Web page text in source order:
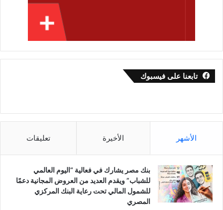
تابعنا على فيسبوك
الأشهر الأخيرة تعليقات
بنك مصر يشارك في فعالية “اليوم العالمي
للشباب” ويقدم العديد من العروض المجانية دعمًا
للشمول المالي تحت رعاية البنك المركزي
المصري